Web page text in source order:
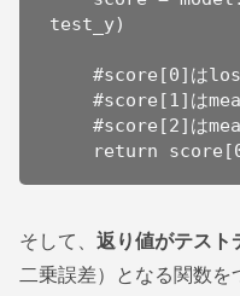
test_y)
    #score[0]はloss
    #score[1]はmean_absolute_error
    #score[2]はmean_squered_error
return
そして、返り値がテスト
二乗誤差）となる関数を